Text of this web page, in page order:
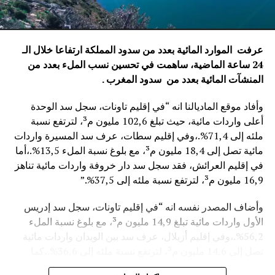
عرفت الموارد المائية بعدد من سدود المملكة ارتفاعا خلال الـ
24 ساعة الماضية، ساهمت في تحسين نسب الملء بعدد من
المنشآت المائية بعدد من سدود المغرب .
وأفاد موقع الماديالنا انه “في إقليم تاونات، سجل سد الوحدة
أعلى واردات مائية، حيث تبلغ 102,6 مليون م³، لترتفع نسبة
ملئه إلى 71,4%.،وفي إقليم سطات، عرف سد المسيرة واردات
مائية تصل إلى 18,4 مليون م³، مع بلوغ نسبة الملء 13,5%.،أما
في إقليم العرائش، فقد سجل سد دار خروفة واردات مائية تناهز
16,9 مليون م³، لترتفع نسبة ملئه إلى 37,5%.”
وأضاف المصدر نفسه انه “في إقليم تاونات، سجل سد إدريس
الأول واردات مائية تبلغ 14,9 مليون م³، مع بلوغ نسبة الملء
56,2%.،وفي إقليم أزيلال، عرف سد بين الويدان واردات مائية